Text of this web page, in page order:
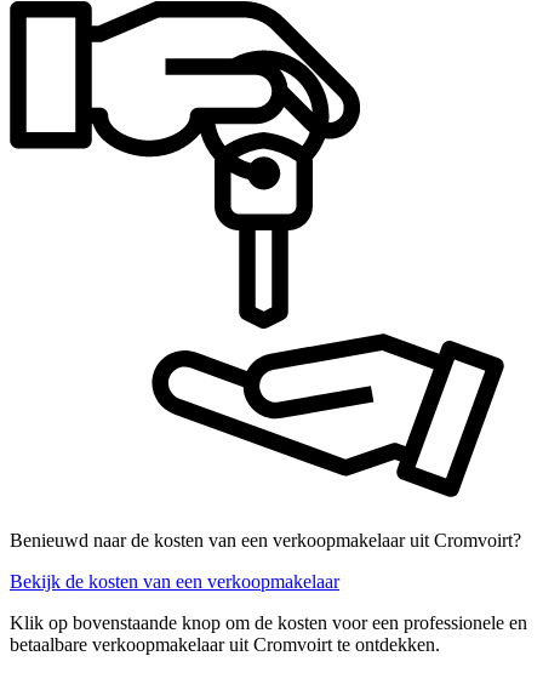
Benieuwd naar de kosten van een verkoopmakelaar uit Cromvoirt?
Bekijk de kosten van een verkoopmakelaar
Klik op bovenstaande knop om de kosten voor een professionele en
betaalbare verkoopmakelaar uit Cromvoirt te ontdekken.